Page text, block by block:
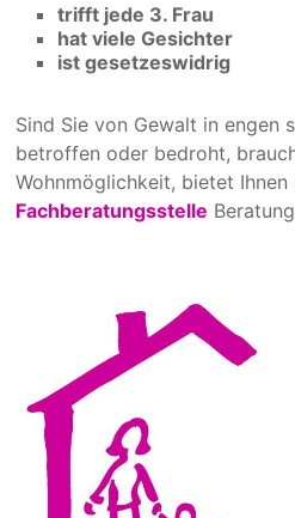
trifft jede 3. Frau
hat viele Gesichter
ist gesetzeswidrig
Sind Sie von Gewalt in engen
betroffen oder bedroht,
Wohnmöglichkeit, bietet Ihnen
Fachberatungsstelle